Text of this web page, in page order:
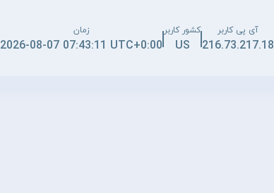
آی پی کاربر
216.73.217.18
کشور کاربر
US
زمان
2026-08-07 07:43:11 UTC+0:00